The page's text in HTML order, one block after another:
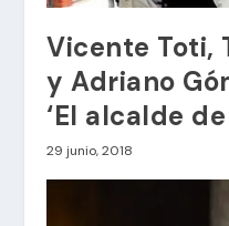
Vicente Toti,
y Adriano
‘El alcalde
29 junio, 2018